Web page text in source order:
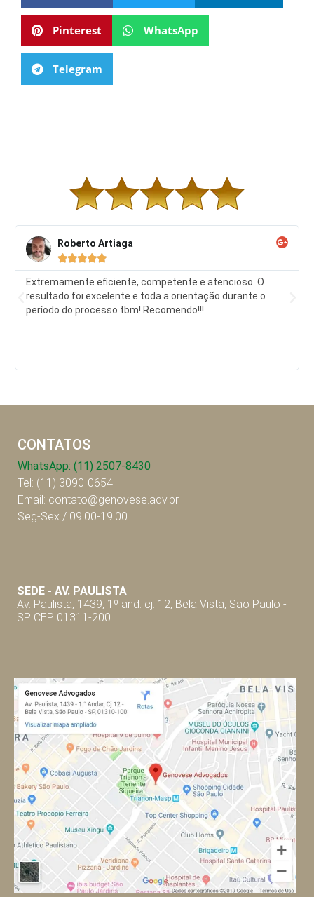
Pinterest WhatsApp
Telegram
Roberto Artiaga

Extremamente eficiente, competente e atencioso. O
resultado foi excelente e toda a orientação durante o
período do processo tbm! Recomendo!!!
CONTATOS
WhatsApp: (11) 2507-8430
Tel: (11) 3090-0654
Email: contato@genovese.adv.br
Seg-Sex / 09:00-19:00
SEDE - AV. PAULISTA
Av. Paulista, 1439, 1º and. cj. 12, Bela Vista, São Paulo -
SP. CEP 01311-200